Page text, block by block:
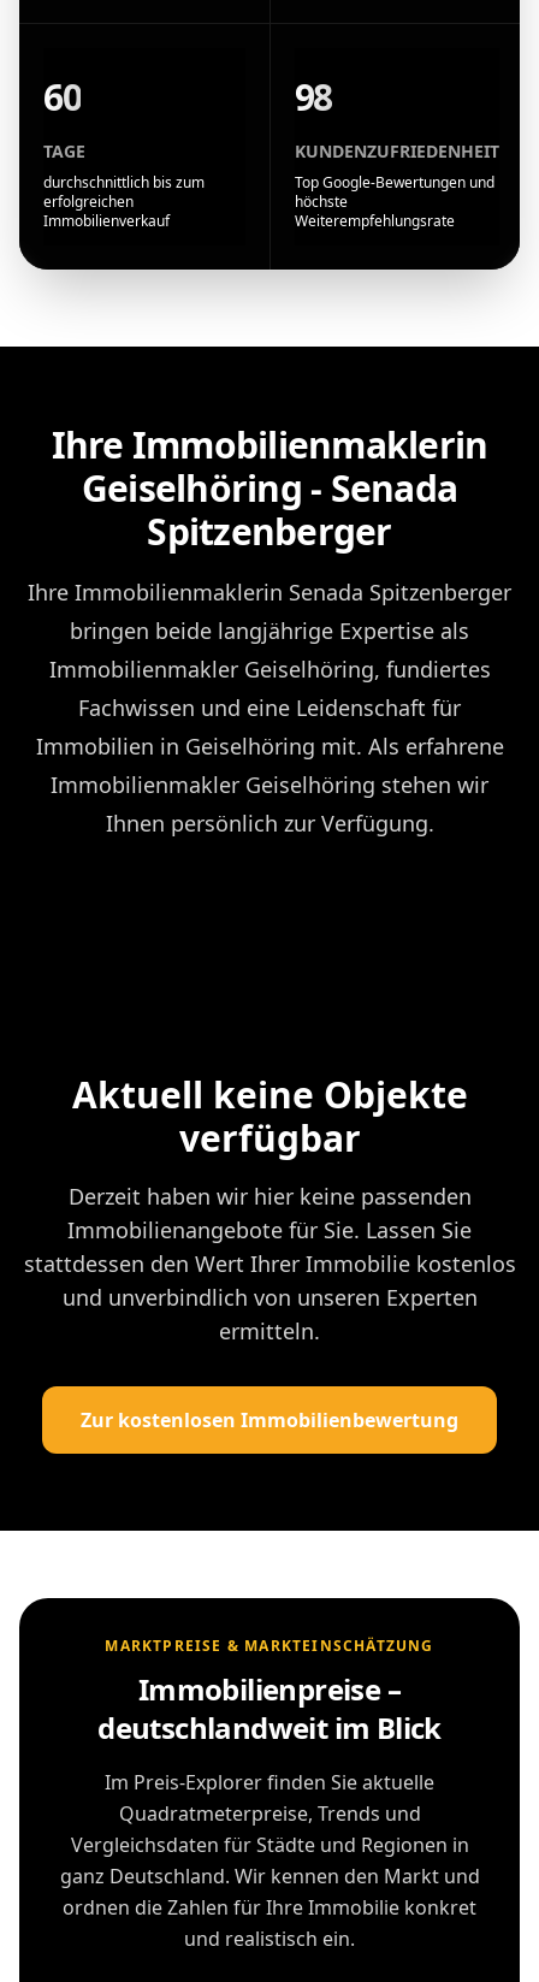
60
TAGE
durchschnittlich bis zum
erfolgreichen
Immobilienverkauf
98
KUNDENZUFRIEDENHEIT
Top Google-Bewertungen und
höchste
Weiterempfehlungsrate
Ihre Immobilienmaklerin
Geiselhöring - Senada
Spitzenberger
Ihre Immobilienmaklerin Senada Spitzenberger
bringen beide langjährige Expertise als
Immobilienmakler Geiselhöring, fundiertes
Fachwissen und eine Leidenschaft für
Immobilien in Geiselhöring mit. Als erfahrene
Immobilienmakler Geiselhöring stehen wir
Ihnen persönlich zur Verfügung.
Aktuell keine Objekte
verfügbar
Derzeit haben wir hier keine passenden
Immobilienangebote für Sie. Lassen Sie
stattdessen den Wert Ihrer Immobilie kostenlos
und unverbindlich von unseren Experten
ermitteln.
Zur kostenlosen Immobilienbewertung
MARKTPREISE & MARKTEINSCHÄTZUNG
Immobilienpreise –
deutschlandweit im Blick
Im Preis-Explorer finden Sie aktuelle
Quadratmeterpreise, Trends und
Vergleichsdaten für Städte und Regionen in
ganz Deutschland. Wir kennen den Markt und
ordnen die Zahlen für Ihre Immobilie konkret
und realistisch ein.